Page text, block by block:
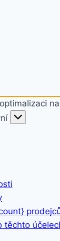
těchto